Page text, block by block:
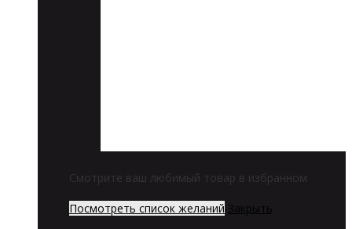
Смотрите ваш любимый товар в избранном
Посмотреть список желаний Закрыть